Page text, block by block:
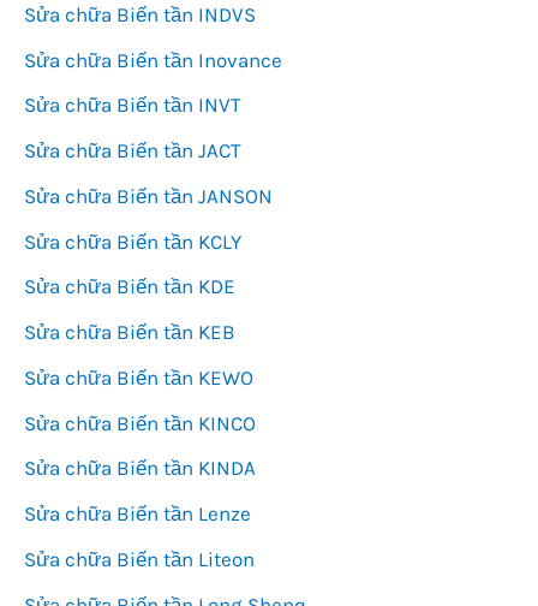
Sửa chữa Biến tần INDVS
Sửa chữa Biến tần Inovance
Sửa chữa Biến tần INVT
Sửa chữa Biến tần JACT
Sửa chữa Biến tần JANSON
Sửa chữa Biến tần KCLY
Sửa chữa Biến tần KDE
Sửa chữa Biến tần KEB
Sửa chữa Biến tần KEWO
Sửa chữa Biến tần KINCO
Sửa chữa Biến tần KINDA
Sửa chữa Biến tần Lenze
Sửa chữa Biến tần Liteon